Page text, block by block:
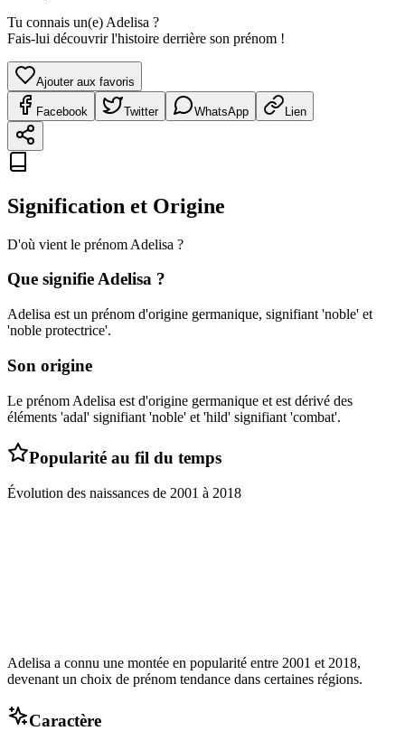
Tu connais un(e) Adelisa ?
Fais-lui découvrir l'histoire derrière son prénom !
Ajouter aux favoris
Facebook Twitter WhatsApp Lien
Signification et Origine
D'où vient le prénom Adelisa ?
Que signifieAdelisa ?
Adelisa est un prénom d'origine germanique, signifiant 'noble' et
'noble protectrice'.
Son origine
Le prénom Adelisa est d'origine germanique et est dérivé des
éléments 'adal' signifiant 'noble' et 'hild' signifiant 'combat'.
Popularité au fil du temps
Évolution des naissances de 2001 à 2018
Adelisa a connu une montée en popularité entre 2001 et 2018,
devenant un choix de prénom tendance dans certaines régions.
Caractère